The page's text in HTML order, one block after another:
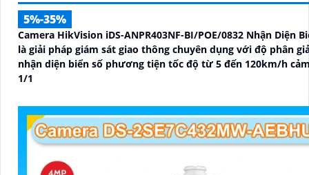
5%-35%
Camera HikVision iDS-ANPR403NF-BI/POE/0832 Nhận Diện
là giải pháp giám sát giao thông chuyên dụng với độ phân
nhận diện biển số phương tiện tốc độ từ 5 đến 120km/h
1/1